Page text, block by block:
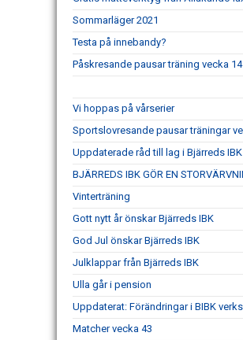
Sommarläger 2021
Testa på innebandy?
Påskresande pausar träning vecka
Vi hoppas på vårserier
Sportslovresande pausar träningar
Uppdaterade råd till lag i Bjärreds
BJÄRREDS IBK GÖR EN
Vinterträning
Gott nytt år önskar Bjärreds IBK
God Jul önskar Bjärreds IBK
Julklappar från Bjärreds IBK
Ulla går i pension
Uppdaterat: Förändringar i BIBK
Matcher vecka 43